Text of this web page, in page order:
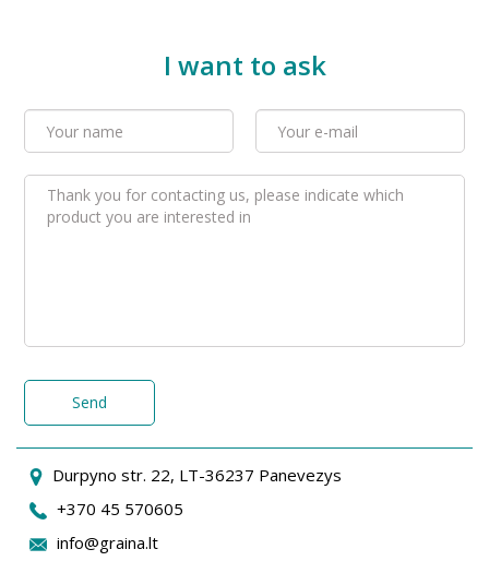
I want to ask
Send
Durpyno str. 22, LT-36237 Panevezys
+370 45 570605
info@graina.lt